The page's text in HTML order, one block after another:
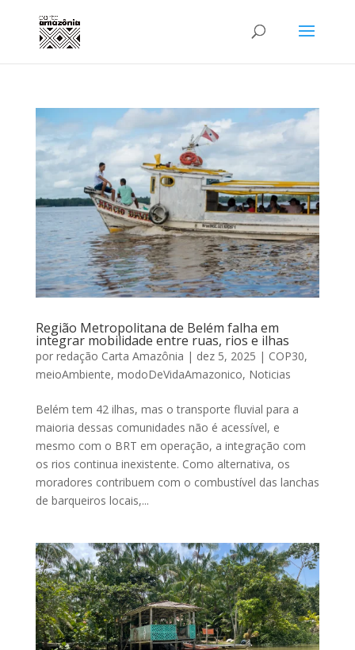
Região Metropolitana de Belém falha em
integrar mobilidade entre ruas, rios e ilhas
por redação Carta Amazônia | dez 5, 2025 | COP30,
meioAmbiente, modoDeVidaAmazonico, Noticias
Belém tem 42 ilhas, mas o transporte fluvial para a
maioria dessas comunidades não é acessível, e
mesmo com o BRT em operação, a integração com
os rios continua inexistente. Como alternativa, os
moradores contribuem com o combustível das lanchas
de barqueiros locais,...